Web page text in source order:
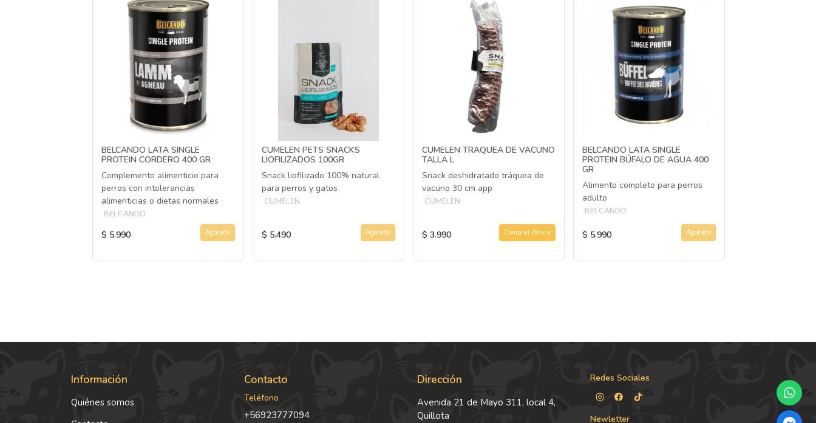
BELCANDO LATA SINGLE
PROTEIN CORDERO 400 GR
Complemento alimenticio para
perros con intolerancias
alimenticias o dietas normales
BELCANDO
$ 5.990 Agotado
CUMELEN PETS SNACKS
LIOFILIZADOS 100GR
Snack liofilizado 100% natural
para perros y gatos
CUMELEN
$ 5.490 Agotado
CUMELEN TRAQUEA DE VACUNO
TALLA L
Snack deshidratado tráquea de
vacuno 30 cm app
CUMELEN
$ 3.990 Comprar Ahora
BELCANDO LATA SINGLE
PROTEIN BÚFALO DE AGUA 400
GR
Alimento completo para perros
adulto
BELCANDO
$ 5.990 Agotado
Información
Quiénes somos
Contacto
Teléfono
+56923777094
Dirección
Avenida 21 de Mayo 311, local 4,
Quillota
Redes Sociales
Newletter